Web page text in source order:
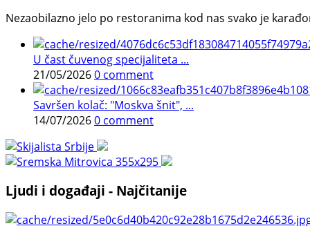
Nezaobilazno jelo po restoranima kod nas svako je
U čast čuvenog specijaliteta ...
21/05/20260 comment
Savršen kolač: "Moskva šnit", ...
14/07/20260 comment
Ljudi i događaji - Najčitanije